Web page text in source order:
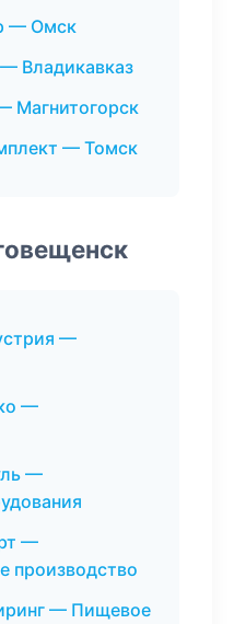
— Омск
Владикавказ
Магнитогорск
— Томск
—
—
—
—
производство
— Пищевое